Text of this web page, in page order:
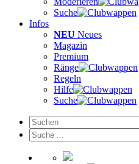
Suche
Infos
NEU Neues
Magazin
Premium
Ränge
Regeln
Hilfe
Suche